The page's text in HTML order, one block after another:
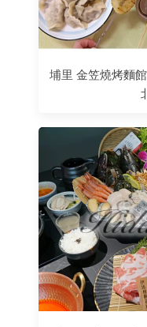
埔里 金笠燒烤麵